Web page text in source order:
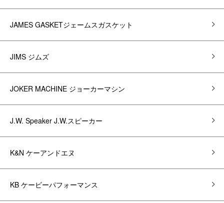
JAMES GASKETジェームスガスケット
JIMS ジムズ
JOKER MACHINE ジョーカーマシン
J.W. Speaker J.W.スピーカー
K&N ケーアンドエヌ
KB ケービーパフォーマンス